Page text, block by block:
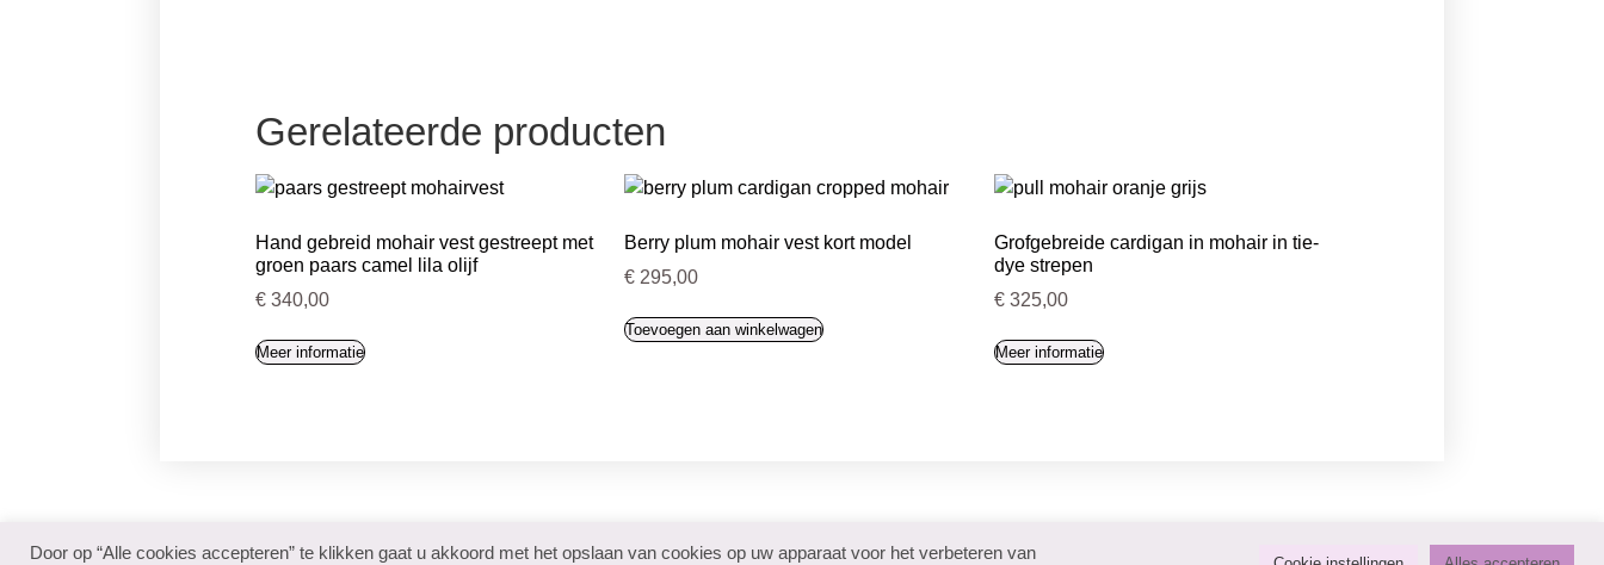
Gerelateerde producten
Hand gebreid mohair vest gestreept met
groen paars camel lila olijf
€ 340,00
Meer informatie
Berry plum mohair vest kort model
€ 295,00
Toevoegen aan winkelwagen
Grofgebreide cardigan in mohair in tie-
dye strepen
€325,00
Meer informatie
Door op “Alle cookies accepteren” te klikken gaat u akkoord met het opslaan van cookies op uw apparaat voor het verbeteren van